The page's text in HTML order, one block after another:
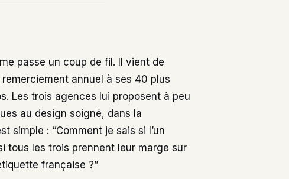
passe un coup de fil. Il vient de
annuel à ses 40 plus
Les trois agences lui proposent à peu
au design soigné, dans la
simple : “Comment je sais si l’un
tous les trois prennent leur marge sur
française ?”